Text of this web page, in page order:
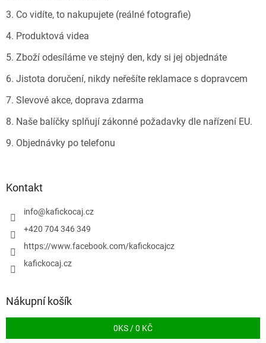
3. Co vidíte, to nakupujete (reálné fotografie)
4. Produktová videa
5. Zboží odesíláme ve stejný den, kdy si jej objednáte
6. Jistota doručení, nikdy neřešíte reklamace s dopravcem
7. Slevové akce, doprava zdarma
8. Naše balíčky splňují zákonné požadavky dle nařízení EU.
9. Objednávky po telefonu
Kontakt
info@kafickocaj.cz
+420 704 346 349
https://www.facebook.com/kafickocajcz
kafickocaj.cz
Nákupní košík
0KS /0 KČ